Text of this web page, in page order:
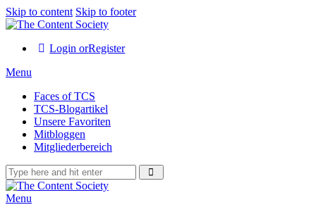
Skip to content Skip to footer
Login orRegister
Menu
Faces of TCS
TCS-Blogartikel
Unsere Favoriten
Mitbloggen
Mitgliederbereich
Menu